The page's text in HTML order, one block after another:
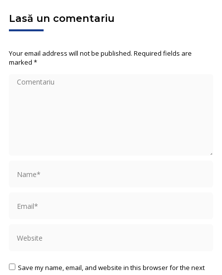
Lasă un comentariu
Your email address will not be published. Required fields are
marked *
Comentariu
Save my name, email, and website in this browser for the next